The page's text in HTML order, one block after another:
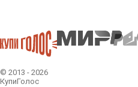
© 2013 - 2026
КупиГолос